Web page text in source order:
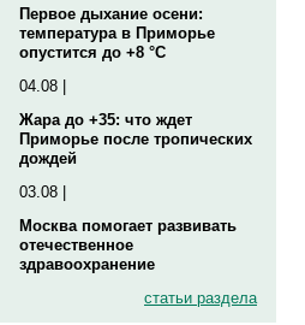
Первое дыхание осени:
температура в Приморье
опустится до +8 °C
04.08 |
Жара до +35: что ждет
Приморье после тропических
дождей
03.08 |
Москва помогает развивать
отечественное
здравоохранение
статьи раздела